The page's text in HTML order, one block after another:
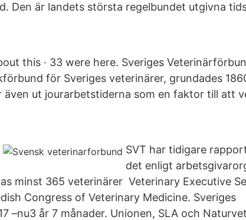
Den är landets största regelbundet utgivna
this · 33 were here. Sveriges
för Sveriges veterinärer, grundades
ut jourarbetstiderna som en faktor till att
SVT har tidigare
det enligt
minst 365 veterinärer Veterinary Executive
Congress of Veterinary Medicine. Sveriges
–nu3 år 7 månader. Unionen, SLA och